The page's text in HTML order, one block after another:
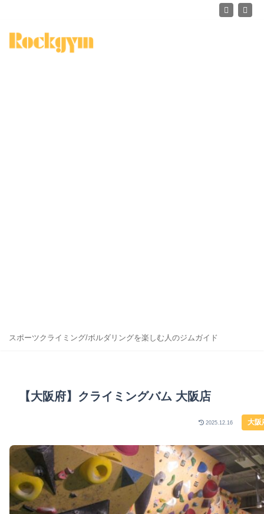
スポーツクライミング/ボルダリングを楽しむ人のジムガイド
【大阪府】クライミングバム 大阪店
2025.12.16 大阪